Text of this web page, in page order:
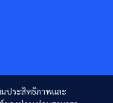
มประสิทธิภาพและ